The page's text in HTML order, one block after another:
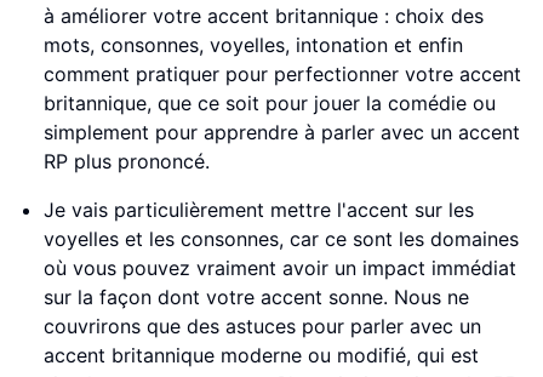
à améliorer votre accent britannique : choix des
mots, consonnes, voyelles, intonation et enfin
comment pratiquer pour perfectionner votre accent
britannique, que ce soit pour jouer la comédie ou
simplement pour apprendre à parler avec un accent
RP plus prononcé.
Je vais particulièrement mettre l'accent sur les
voyelles et les consonnes, car ce sont les domaines
où vous pouvez vraiment avoir un impact immédiat
sur la façon dont votre accent sonne. Nous ne
couvrirons que des astuces pour parler avec un
accent britannique moderne ou modifié, qui est